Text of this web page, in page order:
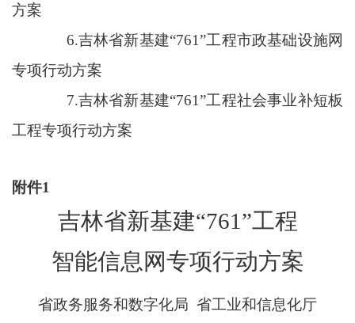
方案
6.吉林省新基建“761”工程市政基础设施网
专项行动方案
7.吉林省新基建“761”工程社会事业补短板
工程专项行动方案
附件1
吉林省新基建“761”工程
智能信息网专项行动方案
省政务服务和数字化局 省工业和信息化厅